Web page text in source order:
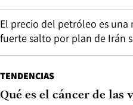
El precio del petróleo es una
fuerte salto por plan de Irán
TENDENCIAS
Qué es el cáncer de las